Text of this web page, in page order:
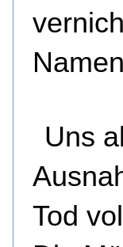
Uns
Tod